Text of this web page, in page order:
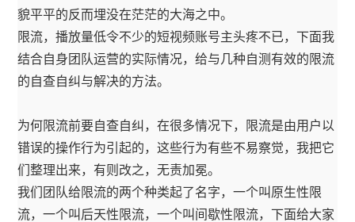
貌平平的反而埋没在茫茫的大海之中。
限流，播放量低令不少的短视频账号主头疼不已，下面我
结合自身团队运营的实际情况，给与几种自测有效的限流
的自查自纠与解决的方法。
为何限流前要自查自纠，在很多情况下，限流是由用户以
错误的操作行为引起的，这些行为有些不易察觉，我把它
们整理出来，有则改之，无责加冕。
我们团队给限流的两个种类起了名字，一个叫原生性限
流，一个叫后天性限流，一个叫间歇性限流，下面给大家